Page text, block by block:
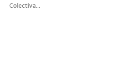
Colectiva...